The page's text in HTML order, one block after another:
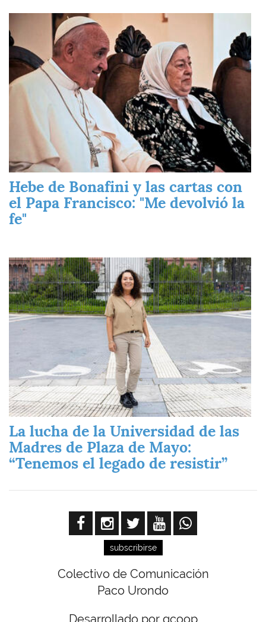
Hebe de Bonafini y las cartas con
el Papa Francisco: "Me devolvió la
fe"
Imagen
La lucha de la Universidad de las
Madres de Plaza de Mayo:
“Tenemos el legado de resistir”
subscribirse
Colectivo de Comunicación
Paco Urondo
Desarrollado por gcoop